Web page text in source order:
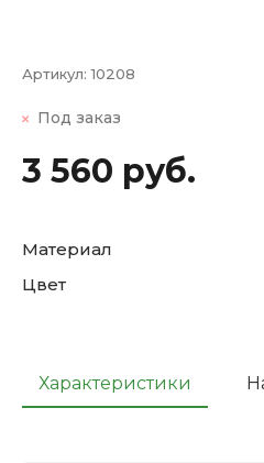
Артикул:10208
Под заказ
3 560 руб.
Материал
Цвет
Характеристики